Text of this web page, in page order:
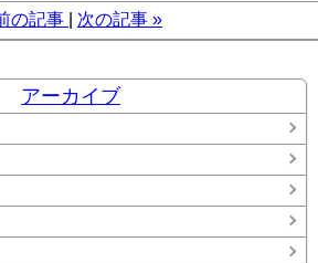
の記事 次の記事 »
アーカイブ